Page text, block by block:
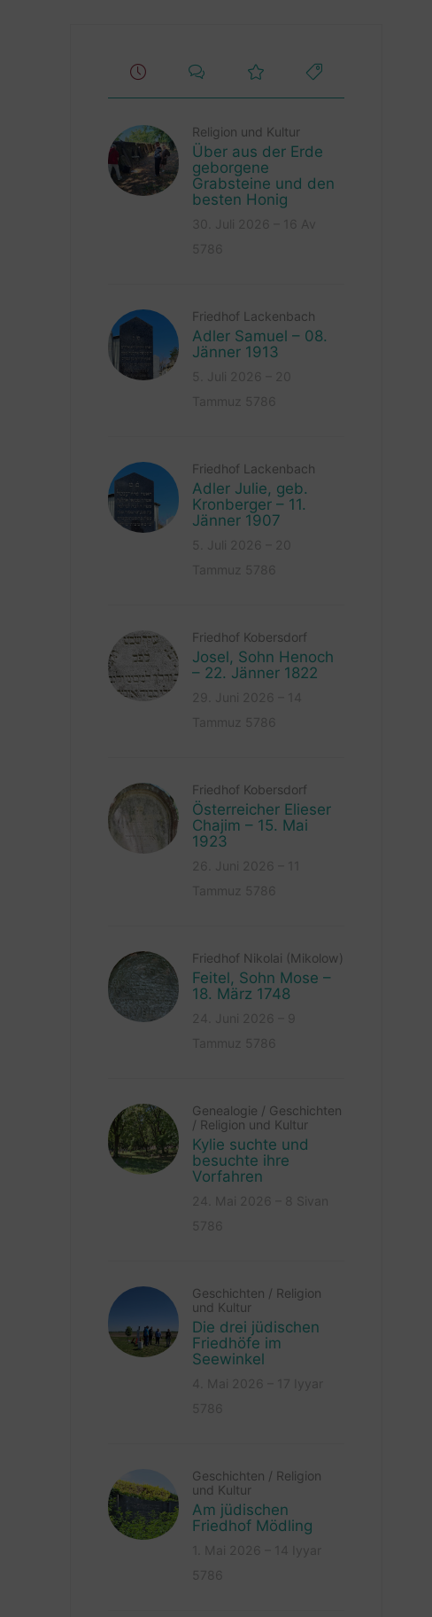
Religion und Kultur
Über aus der Erde
geborgene
Grabsteine und den
besten Honig
Friedhof Lackenbach
Adler Samuel – 08.
Jänner 1913
Friedhof Lackenbach
Adler Julie, geb.
Kronberger – 11.
Jänner 1907
Friedhof Kobersdorf
Josel, Sohn Henoch
– 22. Jänner 1822
Friedhof Kobersdorf
Österreicher Elieser
Chajim – 15. Mai
1923
Friedhof Nikolai (Mikolow)
Feitel, Sohn Mose –
18. März 1748
Genealogie / Geschichten
/ Religion und Kultur
Kylie suchte und
besuchte ihre
Vorfahren
Geschichten / Religion
und Kultur
Die drei jüdischen
Friedhöfe im
Seewinkel
Geschichten / Religion
und Kultur
Am jüdischen
Friedhof Mödling